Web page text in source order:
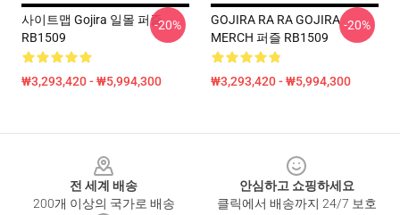
사이트맵 Gojira 일몰 퍼즐
RB1509
₩3,293,420 - ₩5,994,300
-20%
GOJIRA RA RA GOJIRA
MERCH 퍼즐 RB1509
₩3,293,420 - ₩5,994,300
-20%
전 세계 배송
200개 이상의 국가로 배송
안심하고 쇼핑하세요
클릭에서 배송까지 24/7 보호